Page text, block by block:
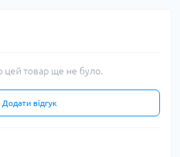
цей товар ще не було.
Додати відгук